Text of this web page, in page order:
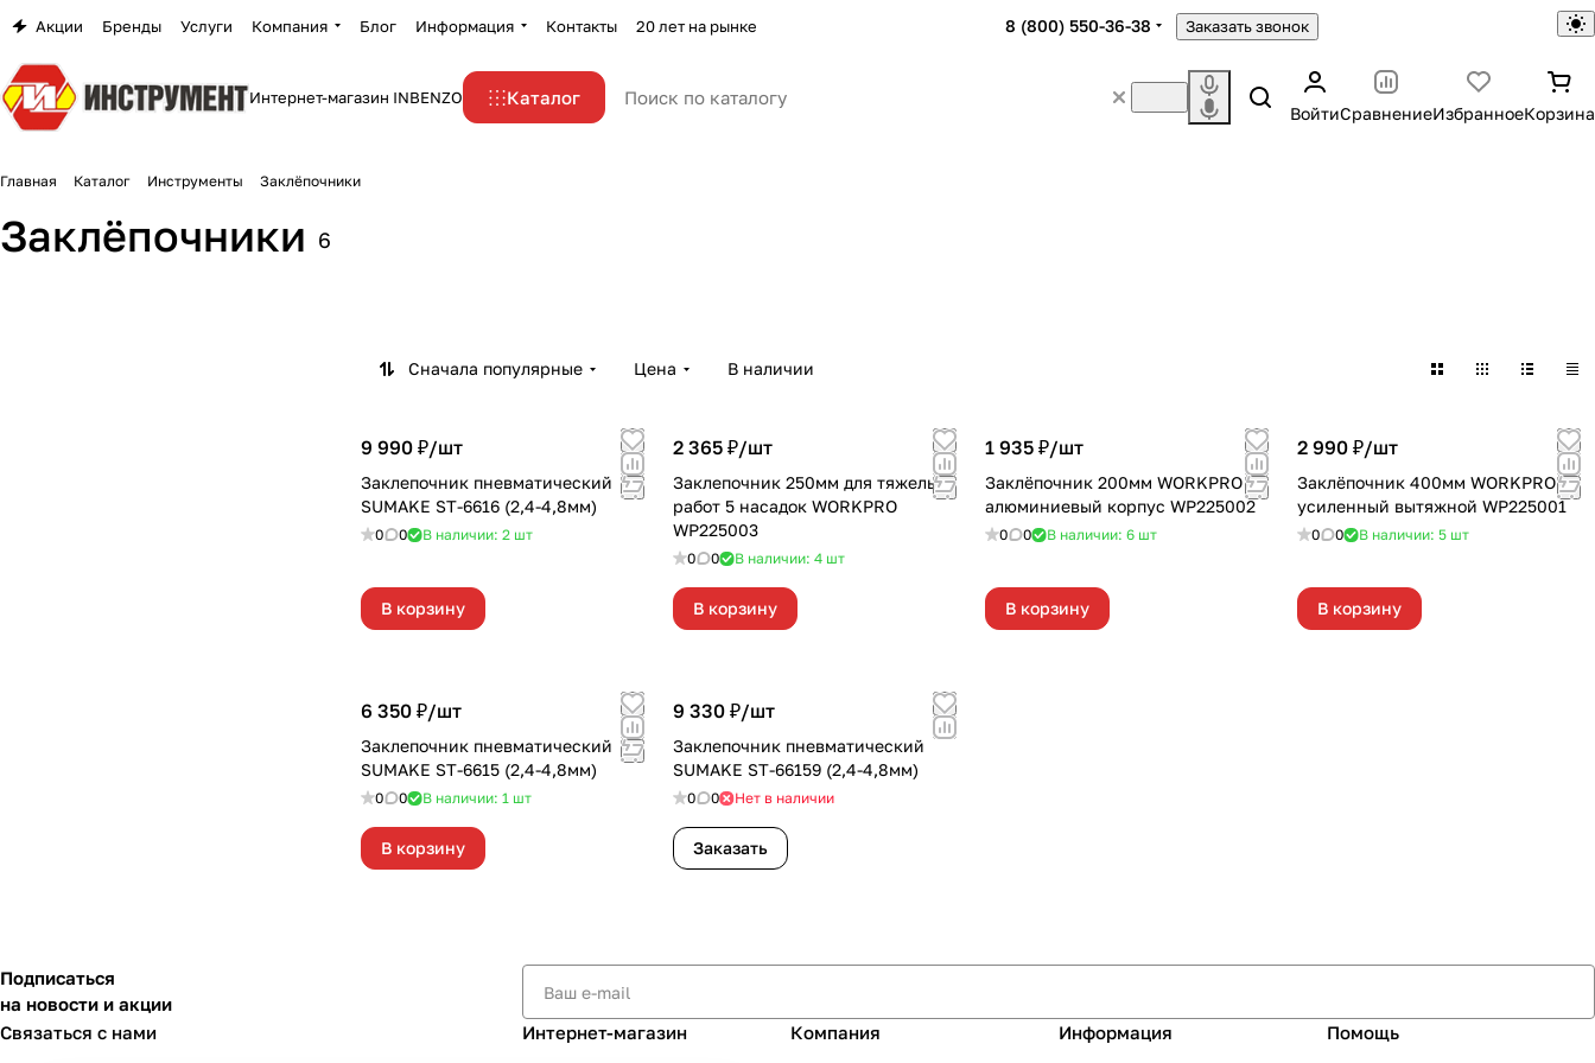
Акции Бренды Услуги Компания Блог Информация Контакты 20 лет на рынке 8 (800) 550-36-38 Заказать звонок
Интернет-магазин INBENZO Каталог
ВойтиСравнениеИзбранноеКорзина
Главная Каталог Инструменты Заклёпочники
Заклёпочники 6
Пневматические
заклёпочники
Сначала популярные Цена В наличии
9 990 ₽/шт
Заклепочник пневматический
SUMAKE ST-6616 (2,4-4,8мм)
0 0 В наличии: 2 шт
В корзину
2 365 ₽/шт
Заклепочник 250мм для тяжелых
работ 5 насадок WORKPRO
WP225003
0 0 В наличии: 4 шт
В корзину
1 935 ₽/шт
Заклёпочник 200мм WORKPRO
алюминиевый корпус WP225002
0 0 В наличии: 6 шт
В корзину
2 990 ₽/шт
Заклёпочник 400мм WORKPRO
усиленный вытяжной WP225001
0 0 В наличии: 5 шт
В корзину
6 350 ₽/шт
Заклепочник пневматический
SUMAKE ST-6615 (2,4-4,8мм)
0 0 В наличии: 1 шт
В корзину
9 330 ₽/шт
Заклепочник пневматический
SUMAKE ST-66159 (2,4-4,8мм)
0 0 Нет в наличии
Заказать
Подписаться
на новости и акции
Связаться с нами
Интернет-магазин Компания Информация Помощь